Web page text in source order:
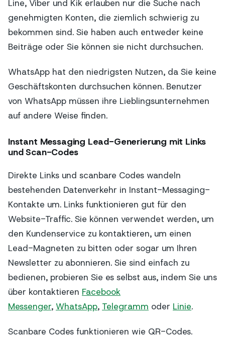
Line, Viber und Kik erlauben nur die Suche nach
genehmigten Konten, die ziemlich schwierig zu
bekommen sind. Sie haben auch entweder keine
Beiträge oder Sie können sie nicht durchsuchen.
WhatsApp hat den niedrigsten Nutzen, da Sie keine
Geschäftskonten durchsuchen können. Benutzer
von WhatsApp müssen ihre Lieblingsunternehmen
auf andere Weise finden.
Instant Messaging Lead-Generierung mit Links
und Scan-Codes
Direkte Links und scanbare Codes wandeln
bestehenden Datenverkehr in Instant-Messaging-
Kontakte um. Links funktionieren gut für den
Website-Traffic. Sie können verwendet werden, um
den Kundenservice zu kontaktieren, um einen
Lead-Magneten zu bitten oder sogar um Ihren
Newsletter zu abonnieren. Sie sind einfach zu
bedienen, probieren Sie es selbst aus, indem Sie uns
über kontaktieren Facebook
Messenger, WhatsApp, Telegramm oder Linie.
Scanbare Codes funktionieren wie QR-Codes.